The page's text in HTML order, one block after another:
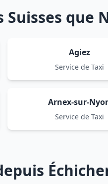
que
Agiez
Service de Taxi
Arnex-sur-
Service de Taxi